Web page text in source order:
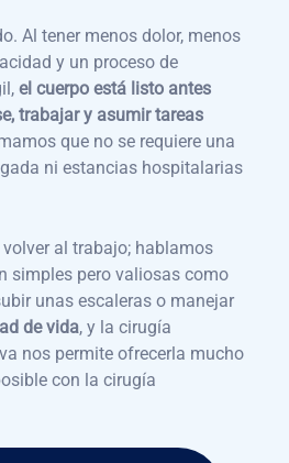
Al tener menos dolor, menos
y un proceso de
el cuerpo está listo antes
trabajar y asumir tareas
que no se requiere una
ni estancias hospitalarias
al trabajo; hablamos
simples pero valiosas como
unas escaleras o manejar
de vida, y la cirugía
nos permite ofrecerla mucho
con la cirugía